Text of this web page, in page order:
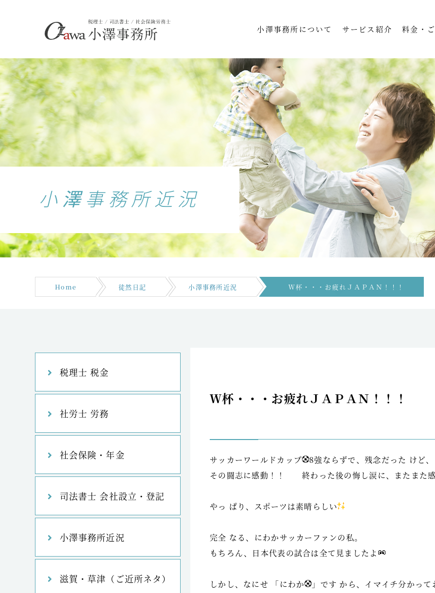
小澤事務所について サービス紹介 料金・
小澤事務所近況
Home 徒然日記 小澤事務所近況 Ｗ杯・・・お疲れＪＡＰＡＮ！！！
税理士 税金
社労士 労務
社会保険・年金
司法書士 会社設立・登記
小澤事務所近況
滋賀・草津（ご近所ネタ）
Ｗ杯・・・お疲れＪＡＰＡＮ！！！
サッカーワールドカップ
8強ならずで、残念だった けど、
その闘志に感動！！ 終わった後の悔し涙に、またまた
やっ ぱり、スポーツは素晴らしい
完全 なる、にわかサッカーファンの私。
もちろん、日本代表の試合は全て見ましたよ
しかし、なにせ 「にわか 」です から、イマイチ分かって